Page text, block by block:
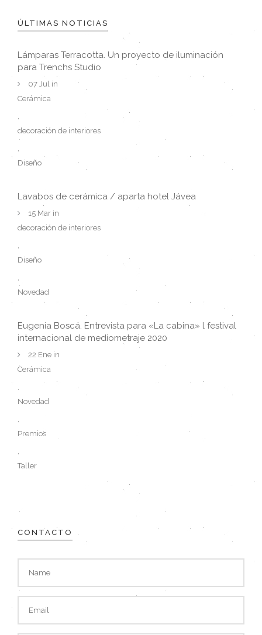
ÚLTIMAS NOTICIAS
Lámparas Terracotta. Un proyecto de iluminación
para Trenchs Studio
07 Jul in
Cerámica
,
decoración de interiores
,
Diseño
Lavabos de cerámica / aparta hotel Jávea
15 Mar in
decoración de interiores
,
Diseño
,
Novedad
Eugenia Boscá. Entrevista para «La cabina» l festival
internacional de mediometraje 2020
22 Ene in
Cerámica
,
Novedad
,
Premios
,
Taller
CONTACTO